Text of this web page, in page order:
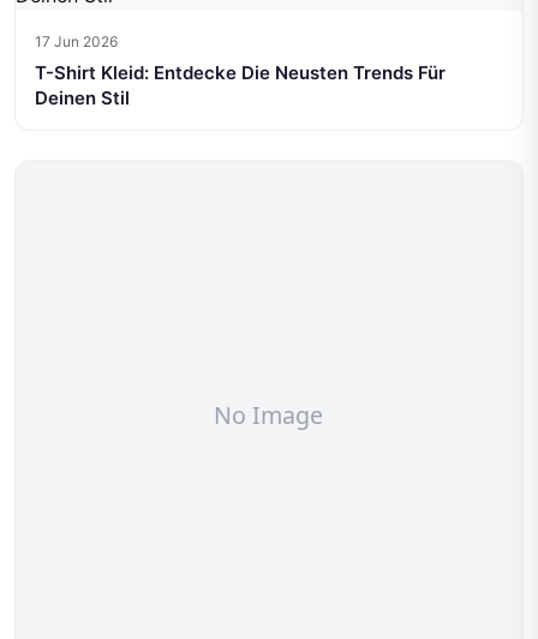
17 Jun 2026
T-Shirt Kleid: Entdecke Die Neusten Trends Für
Deinen Stil